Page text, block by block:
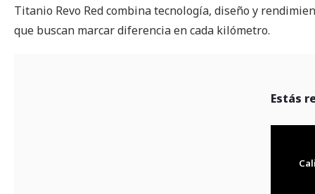
Titanio Revo Red combina tecnología, diseño y
que buscan marcar diferencia en cada kilómetro.
Estás